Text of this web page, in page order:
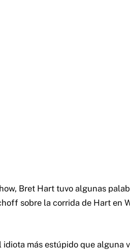
Bret Hart tuvo algunas
sobre la corrida de Hart en
más estúpido que alguna